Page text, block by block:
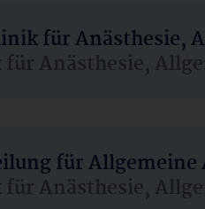
für Anästhesie,
Anästhesie,
für
Anästhesie,